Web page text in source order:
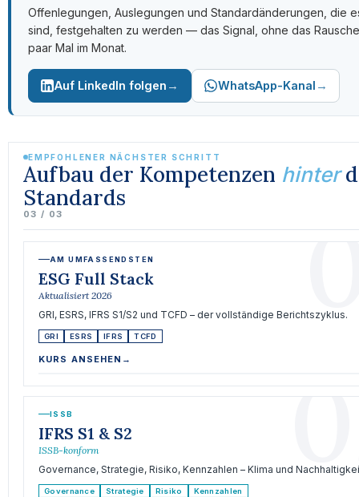
Offenlegungen, Auslegungen und Standardänderungen, die
sind, festgehalten zu werden — das Signal, ohne das
paar Mal im Monat.
Auf LinkedIn folgen → WhatsApp-Kanal →
EMPFOHLENER NÄCHSTER SCHRITT
Aufbau der Kompetenzen hinter
Standards
03 / 03
AM UMFASSENDSTEN
ESG Full Stack
Aktualisiert 2026
GRI, ESRS, IFRS S1/S2 und TCFD – der vollständige Berichtszyklus.
GRI ESRS IFRS TCFD
KURS ANSEHEN →
ISSB
IFRS S1 & S2
ISSB-konform
Governance, Strategie, Risiko, Kennzahlen – Klima und
Governance Strategie Risiko Kennzahlen